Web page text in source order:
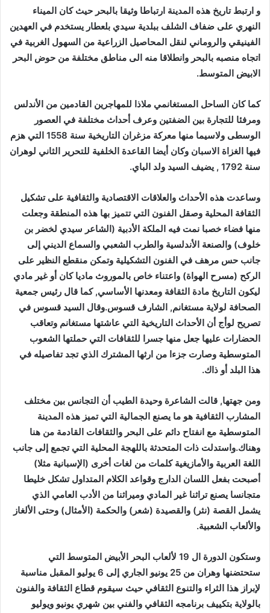
و ارتبط تاريخ هذه المدينة ارتباطا وثيقا بالبحر حيث كان الميناء
النهري على ضفاف الشلف ببلدية سيدي بلعطار يستخدم في العهدين
الفينيقي والروماني لنقل المحاصيل الزراعية من السهول الغربية في
اتجاه منصبه بالبحر وانطلاقا منه الى مناطق مختلفة من حوض البحر
الابيض المتوسط.
كما كان الساحل المستغانمي ملاذا للمهاجرين القادمين من الأندلس
ومرفئا للتجارة بين الضفتين وعرف أحداث مختلفة في العصور
الوسطى ولاسيما منها معركة مزغران التاريخية سنة 1558 التي هزم
فيها الغزاة الاسبان وكان أيضا القاعدة الخلفية للتحرير الثاني لوهران
سنة 1792 , يضيف السيد ولد الباي.
وساعدت هذه الأحداث والعلاقات الاقتصادية والثقافية على تشكيل
الثقافة المحلية وصقل الفنون التي تتميز بها هذه المنطقة وجعلت
منها فضاء خصبا نمت فيه الملكة الأدبية (الشاعر سيدي لخضر بن
خلوف) والصنعة الأندلسية والطرب الشعبي والسماع الديني إلى
جانب حس مرهف في الفنون التشكيلية وتمكن منقطع النظير على
الركح (مسرح الهواة) واعتناء خاص بالموروث ماديا كان أو غير مادي
ليكون التاريخ مادة الثقافة ومعدنها الأساسي, كما قال رئيس جمعية
الصحافة لولاية مستغانم, الشارف قسوس.وقال السيد قسوس في
تصريح لوأج أن الأحداث التاريخية التي عاشتها مستغانم وتعاقب
الحضارات عليها جعل منها جسرا للثقافات التي حملتها الشعوب
المتوسطية وصارت جزءا من ارثها المشترك الذي تجد تفاصيله في
هذا البلد أو ذاك.
ومن جهتها, قالت الشاعرة وحيدة الطيب أن التجانس بين مختلف
المشارب الثقافية هو ما يصنع الجمالية التي تميز هذه المدينة
المتوسطية مع انفتاح دائم على البحر والثقافات القادمة من هنا
وهناك.واستدلت ذات المتحدثة باللهجة المحلية التي تجمع إلى جانب
اللغة العربية والأمازيغية كلمات من لغات أخرى (الإسبانية مثلا)
أصبحت بفعل اللسان الدارج وقواعد الكلام المتداول تشكل خليطا
متجانسا يصنع تراثنا غير المادي وميراثنا من الأدب العامي الذي
يشمل القصة (نثر) والقصيدة (شعر) والحكمة (الأمثال) وحتى الألغاز
والألعاب الشعبية.
وستكون الدورة ال 19 لألعاب البحر الأبيض المتوسط التي
ستحتضنها وهران من 25 يونيو الجاري إلى 6 يوليو المقبل مناسبة
لإبراز هذا الثراء والتنوع الثقافي حيث سيقوم قطاع الثقافة والفنون
بالولاية بتكييف برنامجه الثقافي والفني بين شهري يونيو ويوليو